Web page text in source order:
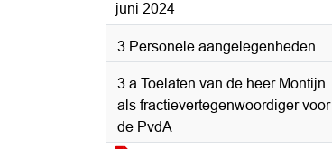
juni 2024
3 Personele aangelegenheden
3.a Toelaten van de heer Montijn
als fractievertegenwoordiger voor
de PvdA